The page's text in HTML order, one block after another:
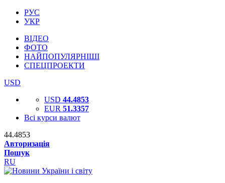
РУС
УКР
ВІДЕО
ФОТО
НАЙПОПУЛЯРНІШІ
СПЕЦПРОЕКТИ
USD
USD 44.4853
EUR 51.3357
Всі курси валют
44.4853
Авторизація
Пошук
RU